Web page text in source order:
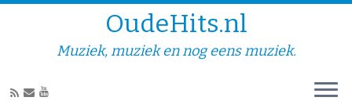
OudeHits.nl
Muziek, muziek en nog eens muziek.